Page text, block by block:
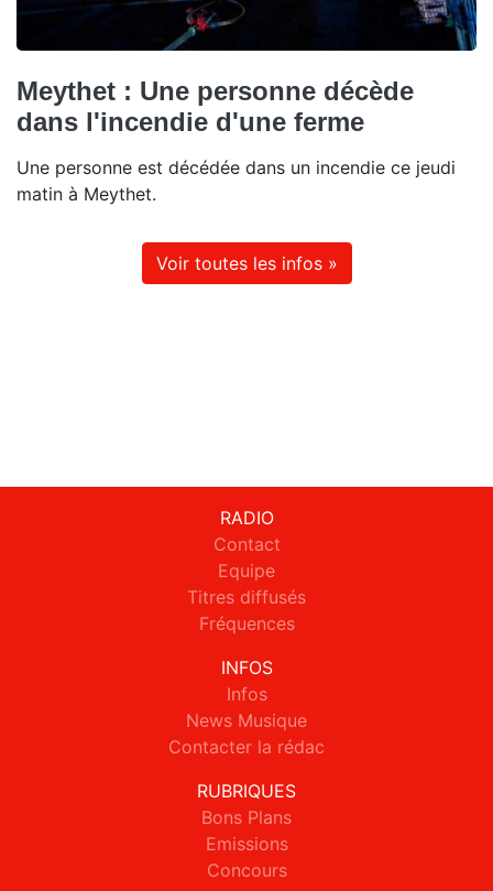
Meythet : Une personne décède
dans l'incendie d'une ferme
Une personne est décédée dans un incendie ce jeudi
matin à Meythet.
Voir toutes les infos »
RADIO
Contact
Equipe
Titres diffusés
Fréquences
INFOS
Infos
News Musique
Contacter la rédac
RUBRIQUES
Bons Plans
Emissions
Concours